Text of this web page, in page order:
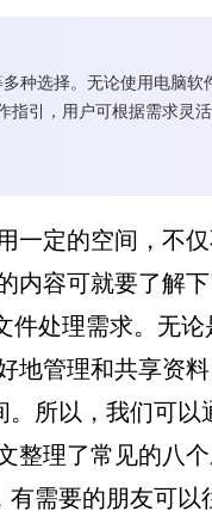
种选择。无论使用电脑软
指引，用户可根据需求灵
一定的空间，不
内容可就要了解下
件处理需求。无
地管理和共享资
所以，我们可以
整理了常见的八
需要的朋友可以